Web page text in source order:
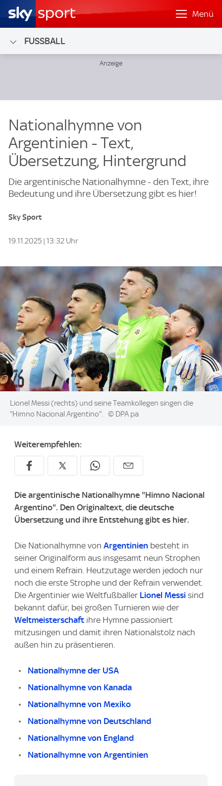
Menü
FUSSBALL
Nationalhymne von
Argentinien - Text,
Übersetzung, Hintergrund
Die argentinische Nationalhymne - den Text, ihre
Bedeutung und ihre Übersetzung gibt es hier!
Sky Sport
19.11.2025 | 13:32 Uhr
Image:
Lionel Messi (rechts) und seine Teamkollegen singen die
"Himno Nacional Argentino".
© DPA pa
Weiterempfehlen:
Die argentinische Nationalhymne "Himno Nacional
Argentino". Den Originaltext, die deutsche
Übersetzung und ihre Entstehung gibt es hier.
Die Nationalhymne von Argentinien besteht in
seiner Originalform aus insgesamt neun Strophen
und einem Refrain. Heutzutage werden jedoch nur
noch die erste Strophe und der Refrain verwendet.
Die Argentinier wie Weltfußballer Lionel Messi sind
bekannt dafür, bei großen Turnieren wie der
Weltmeisterschaft ihre Hymne passioniert
mitzusingen und damit ihren Nationalstolz nach
außen hin zu präsentieren.
Nationalhymne der USA
Nationalhymne von Kanada
Nationalhymne von Mexiko
Nationalhymne von Deutschland
Nationalhymne von England
Nationalhymne von Argentinien